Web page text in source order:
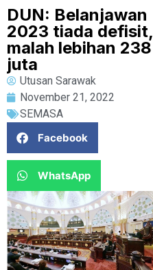
DUN: Belanjawan
2023 tiada defisit,
malah lebihan 238
juta
Utusan Sarawak
November 21, 2022
SEMASA
Facebook
WhatsApp